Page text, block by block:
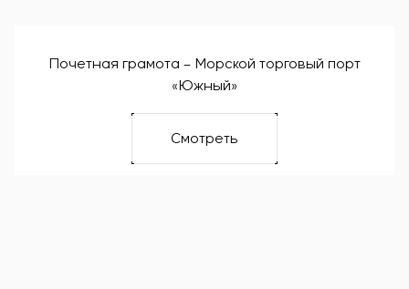
Почетная грамота – Морской торговый порт
«Южный»
Смотреть